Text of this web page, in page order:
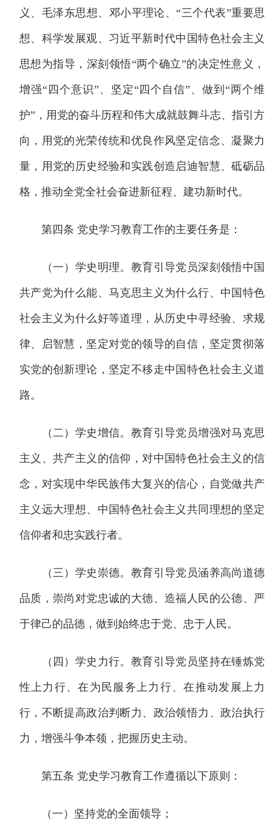
义、毛泽东思想、邓小平理论、“三个代表”重要思
想、科学发展观、习近平新时代中国特色社会主义
思想为指导，深刻领悟“两个确立”的决定性意义，
增强“四个意识”、坚定“四个自信”、做到“两个维
护”，用党的奋斗历程和伟大成就鼓舞斗志、指引方
向，用党的光荣传统和优良作风坚定信念、凝聚力
量，用党的历史经验和实践创造启迪智慧、砥砺品
格，推动全党全社会奋进新征程、建功新时代。
第四条 党史学习教育工作的主要任务是：
（一）学史明理。教育引导党员深刻领悟中国
共产党为什么能、马克思主义为什么行、中国特色
社会主义为什么好等道理，从历史中寻经验、求规
律、启智慧，坚定对党的领导的自信，坚定贯彻落
实党的创新理论，坚定不移走中国特色社会主义道
路。
（二）学史增信。教育引导党员增强对马克思
主义、共产主义的信仰，对中国特色社会主义的信
念，对实现中华民族伟大复兴的信心，自觉做共产
主义远大理想、中国特色社会主义共同理想的坚定
信仰者和忠实践行者。
（三）学史崇德。教育引导党员涵养高尚道德
品质，崇尚对党忠诚的大德、造福人民的公德、严
于律己的品德，做到始终忠于党、忠于人民。
（四）学史力行。教育引导党员坚持在锤炼党
性上力行、在为民服务上力行、在推动发展上力
行，不断提高政治判断力、政治领悟力、政治执行
力，增强斗争本领，把握历史主动。
第五条 党史学习教育工作遵循以下原则：
（一）坚持党的全面领导；